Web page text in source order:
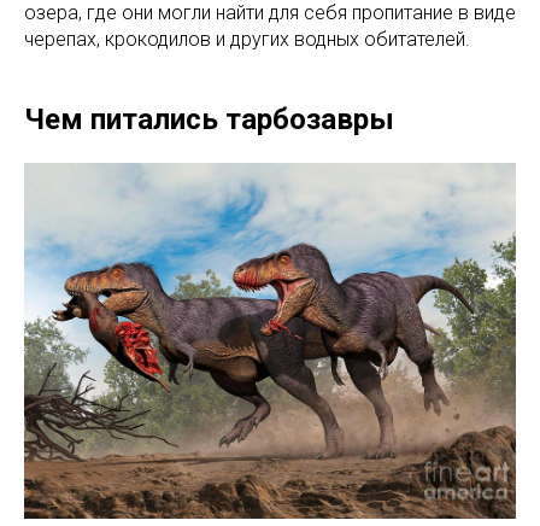
озера, где они могли найти для себя пропитание в виде
черепах, крокодилов и других водных обитателей.
Чем питались тарбозавры